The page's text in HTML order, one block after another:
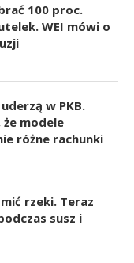
100 proc.
WEI mówi o
w PKB.
modele
różne rachunki
rzeki. Teraz
susz i